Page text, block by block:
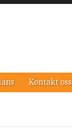
Kontakt oss